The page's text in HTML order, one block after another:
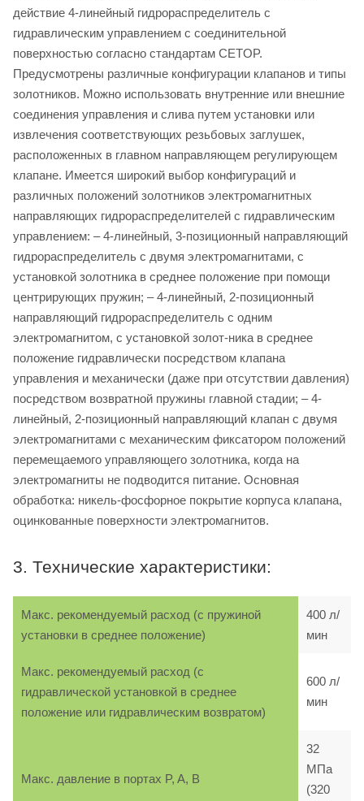
действие 4-линейный гидрораспределитель с
гидравлическим управлением с соединительной
поверхностью согласно стандартам CETOP.
Предусмотрены различные конфигурации клапанов и типы
золотников. Можно использовать внутренние или внешние
соединения управления и слива путем установки или
извлечения соответствующих резьбовых заглушек,
расположенных в главном направляющем регулирующем
клапане. Имеется широкий выбор конфигураций и
различных положений золотников электромагнитных
направляющих гидрораспределителей с гидравлическим
управлением: – 4-линейный, 3-позиционный направляющий
гидрораспределитель с двумя электромагнитами, с
установкой золотника в среднее положение при помощи
центрирующих пружин; – 4-линейный, 2-позиционный
направляющий гидрораспределитель с одним
электромагнитом, с установкой золот-ника в среднее
положение гидравлически посредством клапана
управления и механически (даже при отсутствии давления)
посредством возвратной пружины главной стадии; – 4-
линейный, 2-позиционный направляющий клапан с двумя
электромагнитами с механическим фиксатором положений
перемещаемого управляющего золотника, когда на
электромагниты не подводится питание. Основная
обработка: никель-фосфорное покрытие корпуса клапана,
оцинкованные поверхности электромагнитов.
3. Технические характеристики:
Макс. рекомендуемый расход (с пружиной
установки в среднее положение)
400 л/
мин
Макс. рекомендуемый расход (с
гидравлической установкой в среднее
положение или гидравлическим возвратом)
600 л/
мин
Макс. давление в портах P, A, B
32
МПа
(320